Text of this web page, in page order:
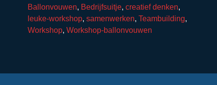
Extra informatie
Ballonvouwen, Bedrijfsuitje, creatief denken,
leuke-workshop, samenwerken, Teambuilding,
Workshop, Workshop-ballonvouwen